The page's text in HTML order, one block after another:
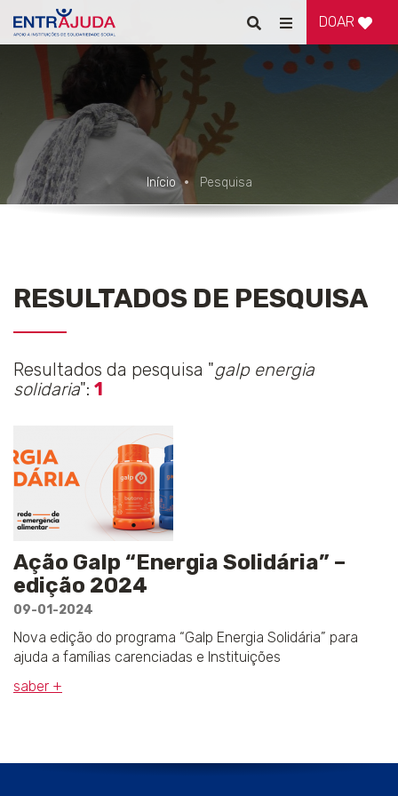
Pesquisar
Alternar
de
navegação
DOAR
Início Pesquisa
RESULTADOS DE PESQUISA
Resultados da pesquisa "galp energia
solidaria": 1
Ação Galp “Energia Solidária” –
edição 2024
09-01-2024
Nova edição do programa “Galp Energia Solidária” para
ajuda a famílias carenciadas e Instituições
saber +